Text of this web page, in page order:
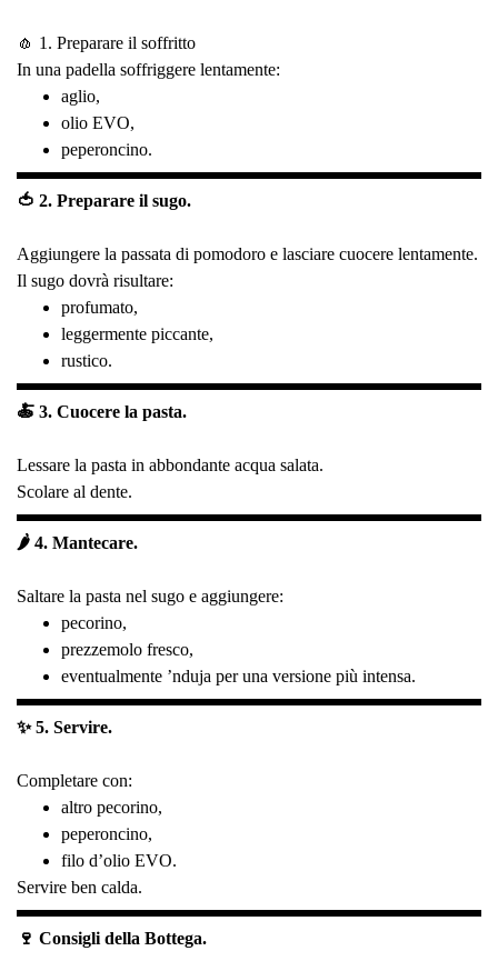
🧄 1. Preparare il soffritto
In una padella soffriggere lentamente:
aglio,
olio EVO,
peperoncino.
🍅 2. Preparare il sugo.
Aggiungere la passata di pomodoro e lasciare cuocere lentamente.
Il sugo dovrà risultare:
profumato,
leggermente piccante,
rustico.
🍝 3. Cuocere la pasta.
Lessare la pasta in abbondante acqua salata.
Scolare al dente.
🌶️ 4. Mantecare.
Saltare la pasta nel sugo e aggiungere:
pecorino,
prezzemolo fresco,
eventualmente ’nduja per una versione più intensa.
✨ 5. Servire.
Completare con:
altro pecorino,
peperoncino,
filo d’olio EVO.
Servire ben calda.
🍷 Consigli della Bottega.